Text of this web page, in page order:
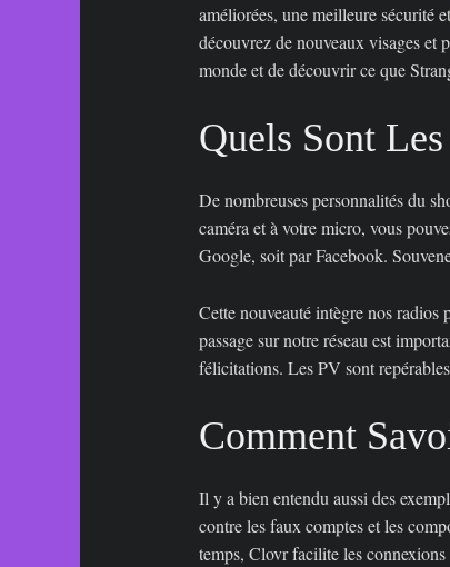
améliorées, une meilleure sécurité
découvrez de nouveaux visages et
monde et de découvrir ce que
Quels Sont
De nombreuses personnalités du
caméra et à votre micro, vous
Google, soit par Facebook.
Cette nouveauté intègre nos radios
passage sur notre réseau est
félicitations. Les PV sont
Comment
Il y a bien entendu aussi des
contre les faux comptes et les
temps, Clovr facilite les